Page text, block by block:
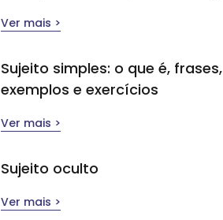
Ver mais >
Sujeito simples​: o que é, frases,
exemplos e exercícios
Ver mais >
Sujeito oculto
Ver mais >